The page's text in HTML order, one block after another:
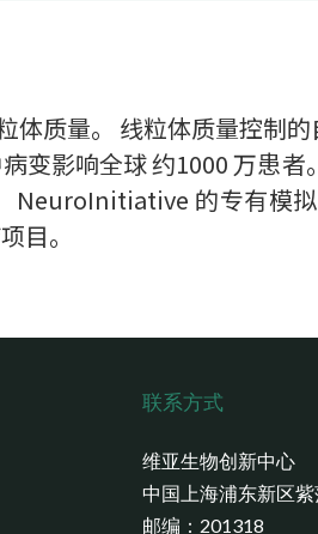
质量。 线粒体质量控制的
变影响全球 约1000 万患
NeuroInitiative 的专有模
目。
联系方式
维亚生物创新中心
中国上海浦东新区
邮编：201318